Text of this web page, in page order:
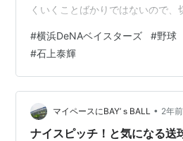
くいくことばかりではないので、
は流れが変わってしまった印象で
のショートゴロに森選手が送球エ
れ、その後連打で複数失点、石田
降板という流れとなってしまいま
絡んでくると中々勝ちを拾うのは
_-;) 森選手は先日のカープ…
#横浜DeNAベイスターズ #野球
#石上泰輝
マイペースにBAY’ｓBALL • 2年前
ナイスピッチ！と気になる送